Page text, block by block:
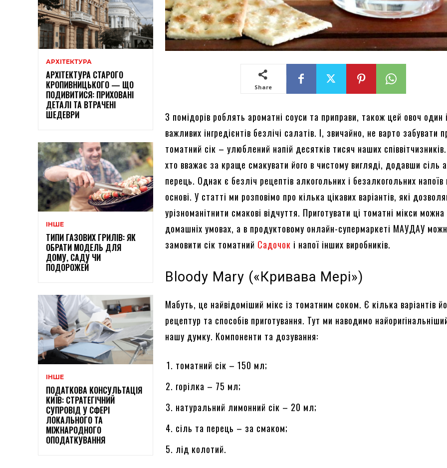
АРХІТЕКТУРА
АРХІТЕКТУРА СТАРОГО
КРОПИВНИЦЬКОГО — ЩО
ПОДИВИТИСЯ: ПРИХОВАНІ
ДЕТАЛІ ТА ВТРАЧЕНІ
ШЕДЕВРИ
ІНШЕ
ТИПИ ГАЗОВИХ ГРИЛІВ: ЯК
ОБРАТИ МОДЕЛЬ ДЛЯ
ДОМУ, САДУ ЧИ
ПОДОРОЖЕЙ
ІНШЕ
ПОДАТКОВА КОНСУЛЬТАЦІЯ
КИЇВ: СТРАТЕГІЧНИЙ
СУПРОВІД У СФЕРІ
ЛОКАЛЬНОГО ТА
МІЖНАРОДНОГО
ОПОДАТКУВАННЯ
Share
З помідорів роблять ароматні соуси та приправи, також цей овоч один
важливих інгредієнтів безлічі салатів. І, звичайно, не варто забувати
томатний сік – улюблений напій десятків тисяч наших
хто вважає за краще смакувати його в чистому вигляді, додавши сіль
перець. Однак є безліч рецептів алкогольних і безалкогольних напоїв
основі. У статті ми розповімо про кілька цікавих варіантів, які
урізноманітнити смакові відчуття. Приготувати ці томатні мікси можна
домашніх умовах, а в продуктовому онлайн-супермаркеті МАУДАУ
замовити сік томатний Садочок і напої інших виробників.
Bloody Mary («Кривава Мері»)
Мабуть, це найвідоміший мікс із томатним соком. Є кілька варіантів
рецептур та способів приготування. Тут ми наводимо
нашу думку. Компоненти та дозування:
томатний сік – 150 мл;
горілка – 75 мл;
натуральний лимонний сік – 20 мл;
сіль та перець – за смаком;
лід колотий.